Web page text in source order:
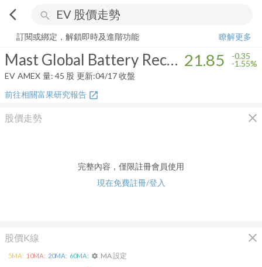
arrow_back_ios search
Mast Global Battery Recycling & Production ETF
訂閱或綁定，解鎖即時及進階功能
瞭解更多
Mast Global Battery Recycling & Production ETF 21.85 -0.35
-1.55%
EV AMEX 量: 45 股 更新:04/17 收盤
前往相關富果研究報告 open_in_new
股價走勢 close
完整內容，僅限註冊會員使用
現在免費註冊/登入
股價K線 close
5MA: 10MA: 20MA: 60MA: settings MA 設定